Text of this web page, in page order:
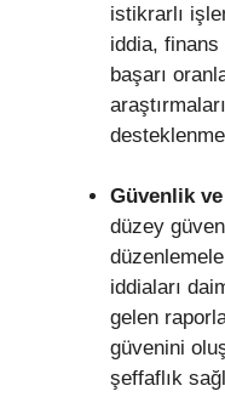
istikrarlı
iddia,
başarı
Güvenlik
düzey
iddiaları
gelen
güvenini
şeffaflık